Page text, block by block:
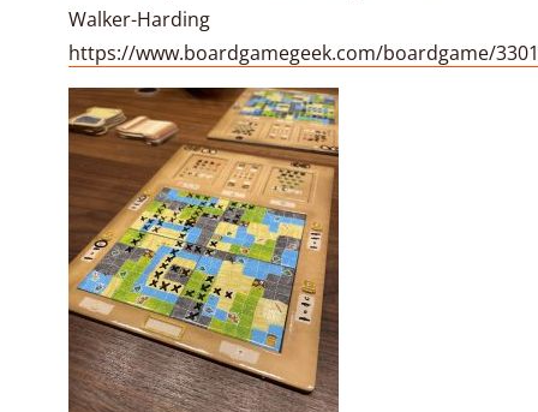
Walker-Harding
https://www.boardgamegeek.com/boardgame/